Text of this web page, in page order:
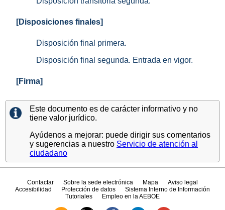
[Disposiciones finales]
Disposición final primera.
Disposición final segunda. Entrada en vigor.
[Firma]
Este documento es de carácter informativo y no
tiene valor jurídico.
Ayúdenos a mejorar: puede dirigir sus comentarios
y sugerencias a nuestro Servicio de atención al
ciudadano
Contactar Sobre la sede electrónica Mapa
Aviso legal
Accesibilidad
Protección de datos
Sistema Interno de Información
Tutoriales
Empleo en la AEBOE